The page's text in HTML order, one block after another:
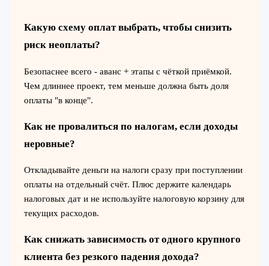
Какую схему оплат выбрать, чтобы снизить
риск неоплаты?
Безопаснее всего - аванс + этапы с чёткой приёмкой.
Чем длиннее проект, тем меньше должна быть доля
оплаты "в конце".
Как не провалиться по налогам, если доходы
неровные?
Откладывайте деньги на налоги сразу при поступлении
оплаты на отдельный счёт. Плюс держите календарь
налоговых дат и не используйте налоговую корзину для
текущих расходов.
Как снижать зависимость от одного крупного
клиента без резкого падения дохода?